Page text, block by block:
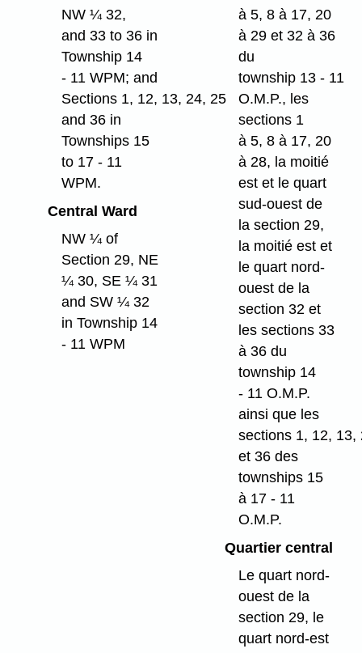
NW ¼ 32,
and 33 to 36 in
Township 14
- 11 WPM; and
Sections 1, 12, 13, 24, 25
and 36 in
Townships 15
to 17 - 11
WPM.
Central Ward
NW ¼ of
Section 29, NE
¼ 30, SE ¼ 31
and SW ¼ 32
in Township 14
- 11 WPM
à 5, 8 à 17, 20
à 29 et 32 à 36
du
township 13 - 11
O.M.P., les
sections 1
à 5, 8 à 17, 20
à 28, la moitié
est et le quart
sud-ouest de
la section 29,
la moitié est et
le quart nord-
ouest de la
section 32 et
les sections 33
à 36 du
township 14
- 11 O.M.P.
ainsi que les
sections 1, 12, 13,
et 36 des
townships 15
à 17 - 11
O.M.P.
Quartier central
Le quart nord-
ouest de la
section 29, le
quart nord-est